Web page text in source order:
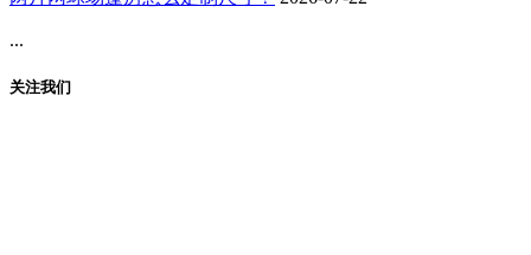
...
关注我们